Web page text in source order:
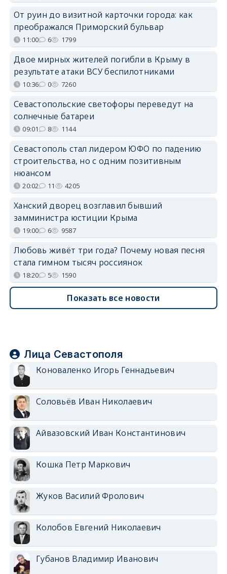
От руин до визитной карточки города: как
преображался Приморский бульвар
11:00 6 1799
Двое мирных жителей погибли в Крыму в
результате атаки ВСУ беспилотниками
10:36 0 7260
Севастопольские светофоры переведут на
солнечные батареи
09:01 8 1144
Севастополь стал лидером ЮФО по падению
строительства, но с одним позитивным
нюансом
20:02 11 4205
Ханский дворец возглавил бывший
замминистра юстиции Крыма
19:00 6 9587
Любовь живёт три года? Почему новая песня
стала гимном тысяч россиянок
18:20 5 1590
Показать все новости
Лица Севастополя
Коноваленко Игорь Геннадьевич
Соловьёв Иван Николаевич
Айвазовский Иван Константинович
Кошка Петр Маркович
Жуков Василий Фролович
Колобов Евгений Николаевич
Губанов Владимир Иванович